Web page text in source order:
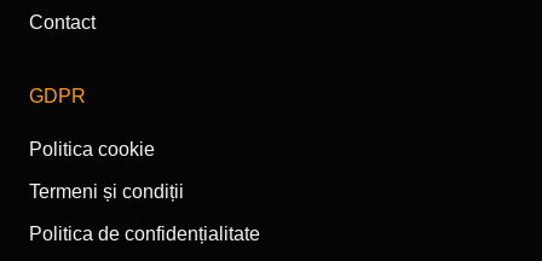
Contact
GDPR
Politica cookie
Termeni și condiții
Politica de confidențialitate